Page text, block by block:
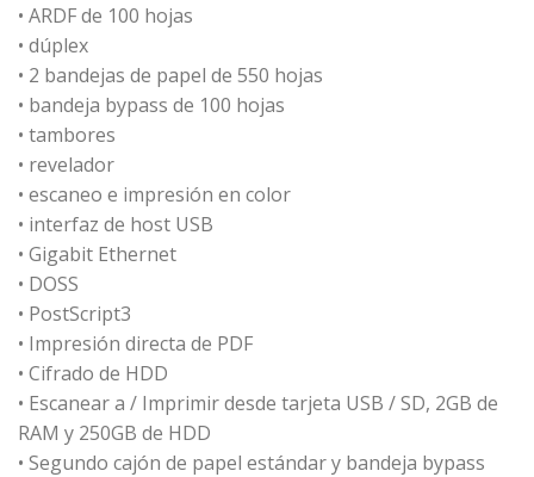
• ARDF de 100 hojas
• dúplex
• 2 bandejas de papel de 550 hojas
• bandeja bypass de 100 hojas
• tambores
• revelador
• escaneo e impresión en color
• interfaz de host USB
• Gigabit Ethernet
• DOSS
• PostScript3
• Impresión directa de PDF
• Cifrado de HDD
• Escanear a / Imprimir desde tarjeta USB / SD, 2GB de
RAM y 250GB de HDD
• Segundo cajón de papel estándar y bandeja bypass